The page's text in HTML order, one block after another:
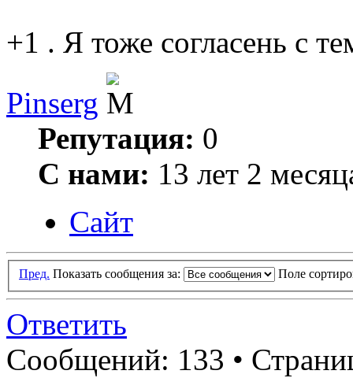
+1 . Я тоже согласень с
Pinserg
Репутация: 0
С нами: 13 лет 2
Сайт
Пред. Показать сообщения за: Поле
Ответить
Сообщений: 133 •